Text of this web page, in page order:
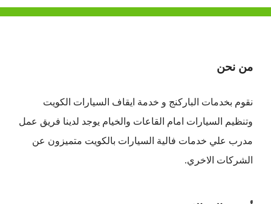
من نحن
نقوم بخدمات الباركنج و خدمة ايقاف السيارات الكويت
وتنظيم السيارات امام القاعات والخيام يوجد لدينا فريق عمل
مدرب علي خدمات فالية السيارات بالكويت متميزون عن
الشركات الاخري.